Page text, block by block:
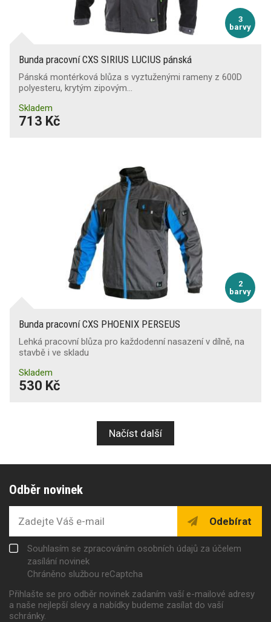
3
barvy
Bunda pracovní CXS SIRIUS LUCIUS pánská
Pánská montérková blůza s vyztuženými rameny z 600D
polyesteru, krytým zipovým…
Skladem
713 Kč
2
barvy
Bunda pracovní CXS PHOENIX PERSEUS
Lehká pracovní blůza pro každodenní nasazení v dílně, na
stavbě i ve skladu
Skladem
530 Kč
Načíst další
Odběr novinek
Odebírat
Souhlasím se zpracováním osobních údajů za účelem
zasílání novinek
Chráněno službou reCaptcha
Přihlašte se pro odběr novinek zadaním vaší e-mailové adresy
a naše nejlepší slevy a nabídky budeme zasílat do vaší
schránky.